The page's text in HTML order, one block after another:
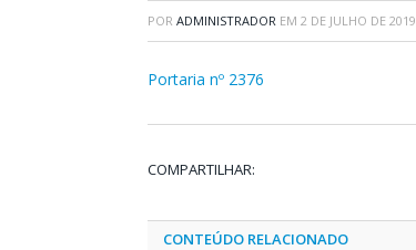
POR ADMINISTRADOR EM 2 DE JULHO DE 2019
Portaria nº 2376
COMPARTILHAR:
CONTEÚDO RELACIONADO